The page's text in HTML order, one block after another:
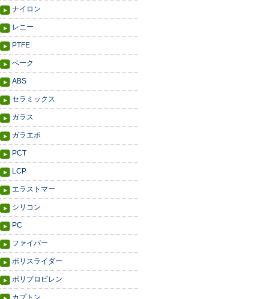
ナイロン
レニー
PTFE
ベーク
ABS
セラミックス
ガラス
ガラエポ
PCT
LCP
エラストマー
シリコン
PC
ファイバー
ポリスライダー
ポリプロピレン
カプトン